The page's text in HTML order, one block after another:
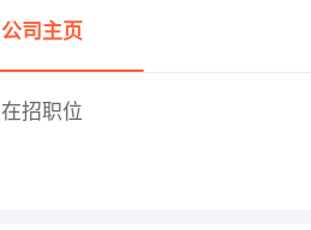
公司主页
在招职位